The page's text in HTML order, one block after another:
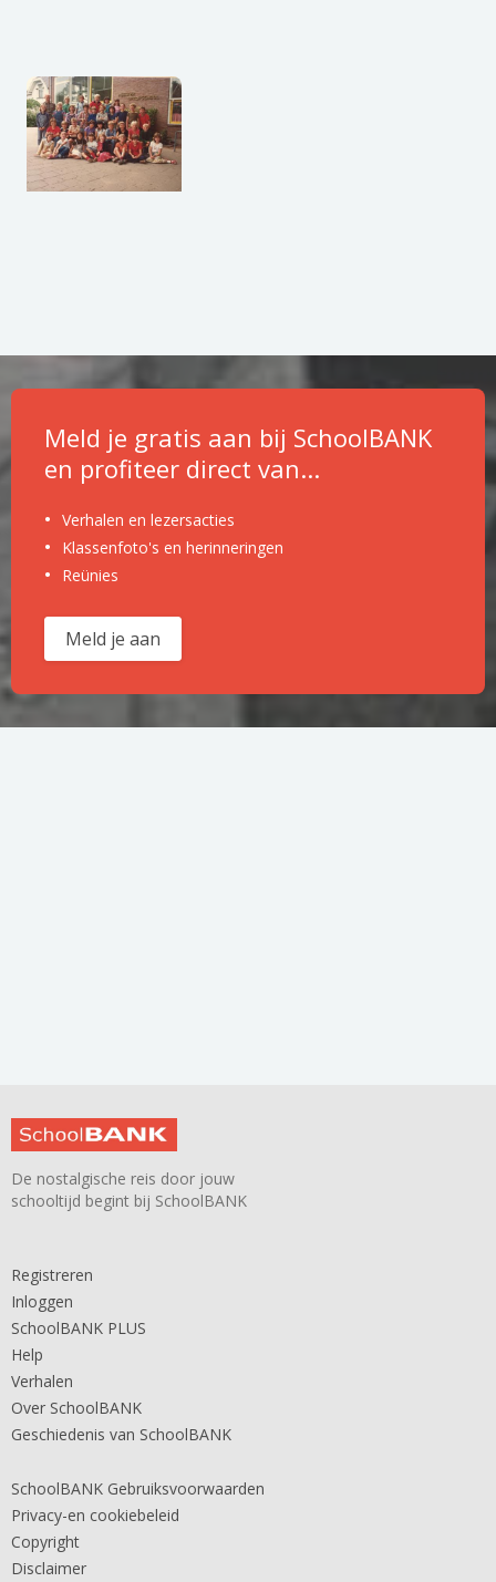
Meld je gratis aan bij SchoolBANK
en profiteer direct van...
Verhalen en lezersacties
Klassenfoto's en herinneringen
Reünies
Meld je aan
De nostalgische reis door jouw
schooltijd begint bij SchoolBANK
Registreren
Inloggen
SchoolBANK PLUS
Help
Verhalen
Over SchoolBANK
Geschiedenis van SchoolBANK
SchoolBANK Gebruiksvoorwaarden
Privacy-en cookiebeleid
Copyright
Disclaimer